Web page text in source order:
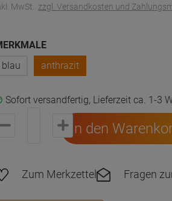
MwSt. zzgl. Versandkosten und
blau
anthrazit
Sofort versandfertig, Lieferzeit ca. 1-3
In den
Zum Merkzettel Fragen